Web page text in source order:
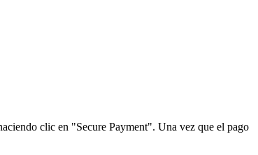
clic en "Secure Payment". Una vez que el pago